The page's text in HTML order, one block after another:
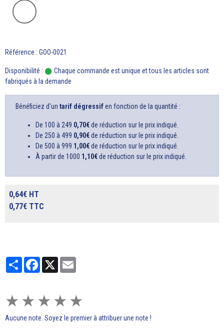
Référence : GOO-0021
Disponibilité :
Chaque commande est unique et tous les articles sont
fabriqués à la demande
Bénéficiez d'un tarif dégressifen fonction de la quantité :
De 100 à 249 0,70€de réduction sur le prix indiqué.
De 250 à 499 0,90€de réduction sur le prix indiqué.
De 500 à 999 1,00€de réduction sur le prix indiqué.
À partir de 1000 1,10€de réduction sur le prix indiqué.
0,64€ HT
0,77€ TTC
PartagerFacebook
X
★ ★ ★ ★ ★
Aucune note. Soyez le premier à attribuer une note !